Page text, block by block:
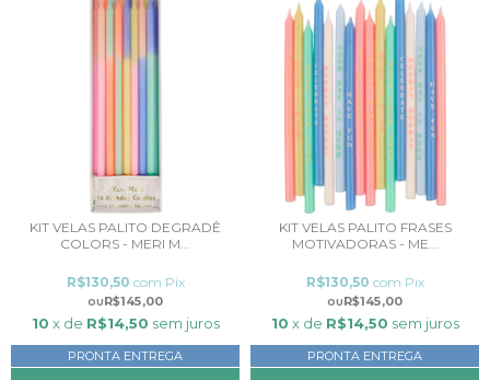
KIT VELAS PALITO DEGRADÊ
COLORS - MERI M...
R$145,00
R$130,50 com Pix
10 x de R$14,50 sem juros
PRONTA ENTREGA
KIT VELAS PALITO FRASES
MOTIVADORAS - ME...
R$145,00
R$130,50 com Pix
10 x de R$14,50 sem juros
PRONTA ENTREGA